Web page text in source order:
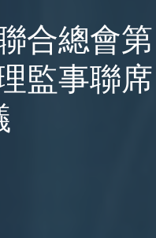
合總會第
監事聯席